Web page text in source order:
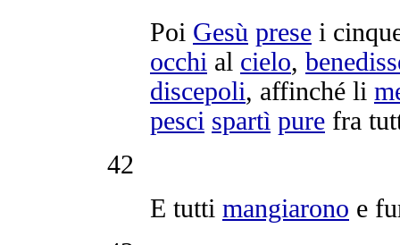
Poi Gesù prese i
occhi al cielo,
discepoli, affinché li
pesci spartì pure fra
42
E tutti mangiarono e